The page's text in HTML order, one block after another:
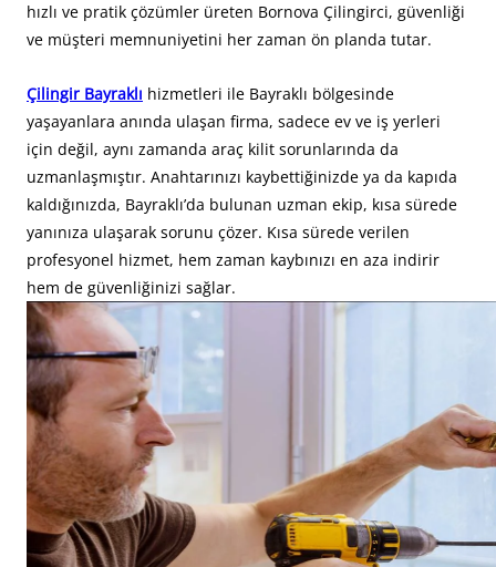
hızlı ve pratik çözümler üreten Bornova Çilingirci, güvenliği
ve müşteri memnuniyetini her zaman ön planda tutar.
Çilingir Bayraklı hizmetleri ile Bayraklı bölgesinde
yaşayanlara anında ulaşan firma, sadece ev ve iş yerleri
için değil, aynı zamanda araç kilit sorunlarında da
uzmanlaşmıştır. Anahtarınızı kaybettiğinizde ya da kapıda
kaldığınızda, Bayraklı’da bulunan uzman ekip, kısa sürede
yanınıza ulaşarak sorunu çözer. Kısa sürede verilen
profesyonel hizmet, hem zaman kaybınızı en aza indirir
hem de güvenliğinizi sağlar.